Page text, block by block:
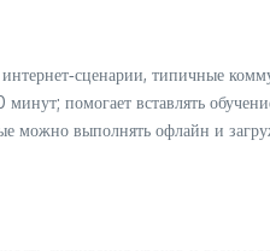
типичные
помогает вставлять
выполнять офлайн и